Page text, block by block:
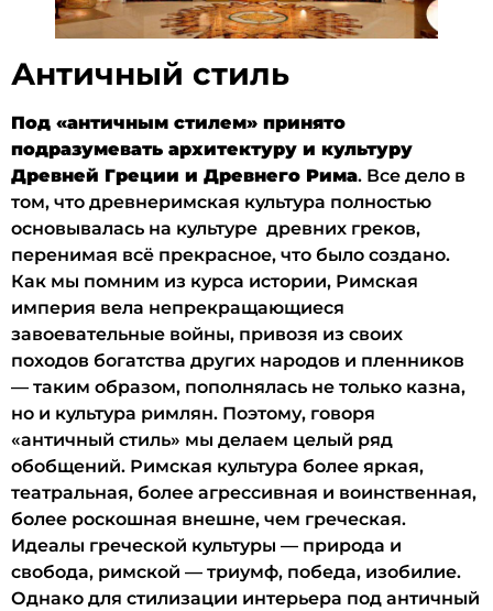
Античный стиль
Под «античным стилем» принято
подразумевать архитектуру и культуру
Древней Греции и Древнего Рима. Все дело в
том, что древнеримская культура полностью
основывалась на культуре древних греков,
перенимая всё прекрасное, что было создано.
Как мы помним из курса истории, Римская
империя вела непрекращающиеся
завоевательные войны, привозя из своих
походов богатства других народов и пленников
— таким образом, пополнялась не только казна,
но и культура римлян. Поэтому, говоря
«античный стиль» мы делаем целый ряд
обобщений. Римская культура более яркая,
театральная, более агрессивная и воинственная,
более роскошная внешне, чем греческая.
Идеалы греческой культуры — природа и
свобода, римской — триумф, победа, изобилие.
Однако для стилизации интерьера под античный